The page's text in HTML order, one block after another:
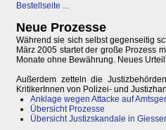
Bestellseite ...
Neue Prozesse
Während sie sich selbst gegenseitig
März 2005 startet der große Prozess
Monate ohne Bewährung. Neues
Außerdem zetteln die
KritikerInnen von Polizei- und
Anklage wegen Attacke auf
Übersicht Prozesse
Übersicht Justizskandale in